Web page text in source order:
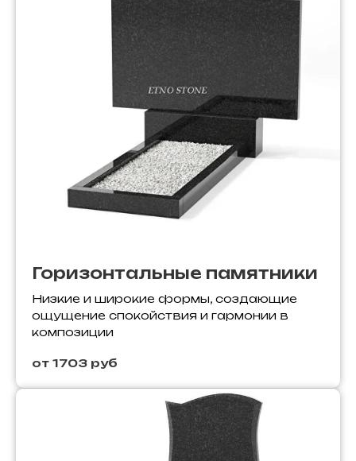
Горизонтальные памятники
Низкие и широкие формы, создающие
ощущение спокойствия и гармонии в
композиции
от 1703 руб